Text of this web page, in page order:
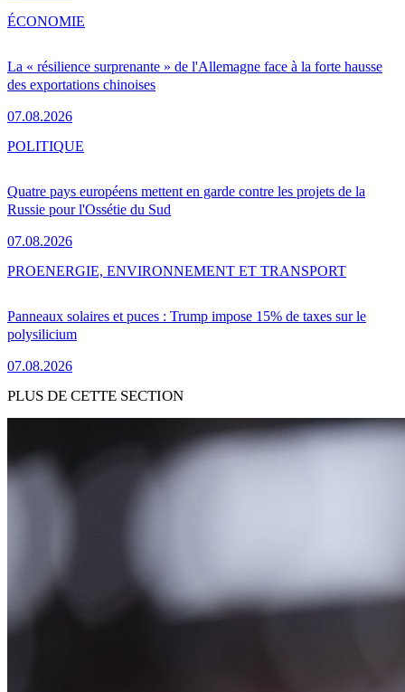
La « résilience surprenante » de l'Allemagne face à la forte hausse
des exportations chinoises
07.08.2026
ÉCONOMIE
Quatre pays européens mettent en garde contre les projets de la
Russie pour l'Ossétie du Sud
07.08.2026
POLITIQUE
Panneaux solaires et puces : Trump impose 15% de taxes sur le
polysilicium
07.08.2026
PROENERGIE, ENVIRONNEMENT ET TRANSPORT
PLUS DE CETTE SECTION